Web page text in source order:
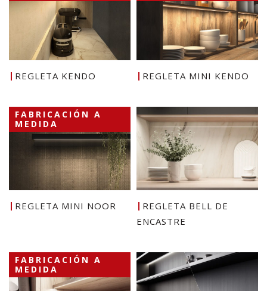
REGLETA KENDO REGLETA MINI KENDO
FABRICACIÓN A
MEDIDA
REGLETA MINI NOOR
REGLETA BELL DE
ENCASTRE
FABRICACIÓN A
MEDIDA